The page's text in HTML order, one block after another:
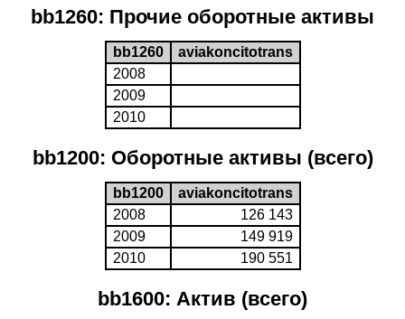
bb1260: Прочие оборотные активы
bb1260
aviakoncitotrans
2008
2009
2010
bb1200: Оборотные активы (всего)
bb1200
aviakoncitotrans
2008
126 143
2009
149 919
2010
190 551
bb1600: Актив (всего)